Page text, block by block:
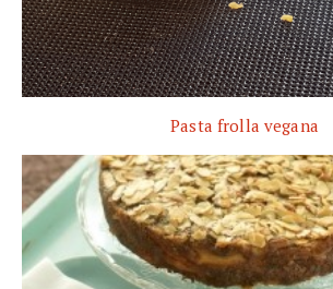
Pasta frolla vegana